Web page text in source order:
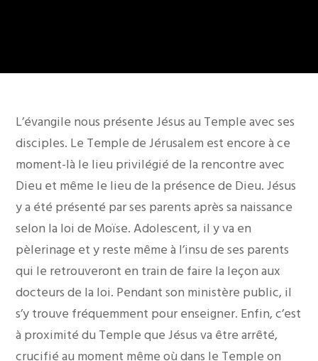
L’évangile nous présente Jésus au Temple avec ses
disciples. Le Temple de Jérusalem est encore à ce
moment-là le lieu privilégié de la rencontre avec
Dieu et même le lieu de la présence de Dieu. Jésus
y a été présenté par ses parents après sa naissance
selon la loi de Moïse. Adolescent, il y va en
pèlerinage et y reste même à l’insu de ses parents
qui le retrouveront en train de faire la leçon aux
docteurs de la loi. Pendant son ministère public, il
s’y trouve fréquemment pour enseigner. Enfin, c’est
à proximité du Temple que Jésus va être arrêté,
crucifié au moment même où dans le Temple on